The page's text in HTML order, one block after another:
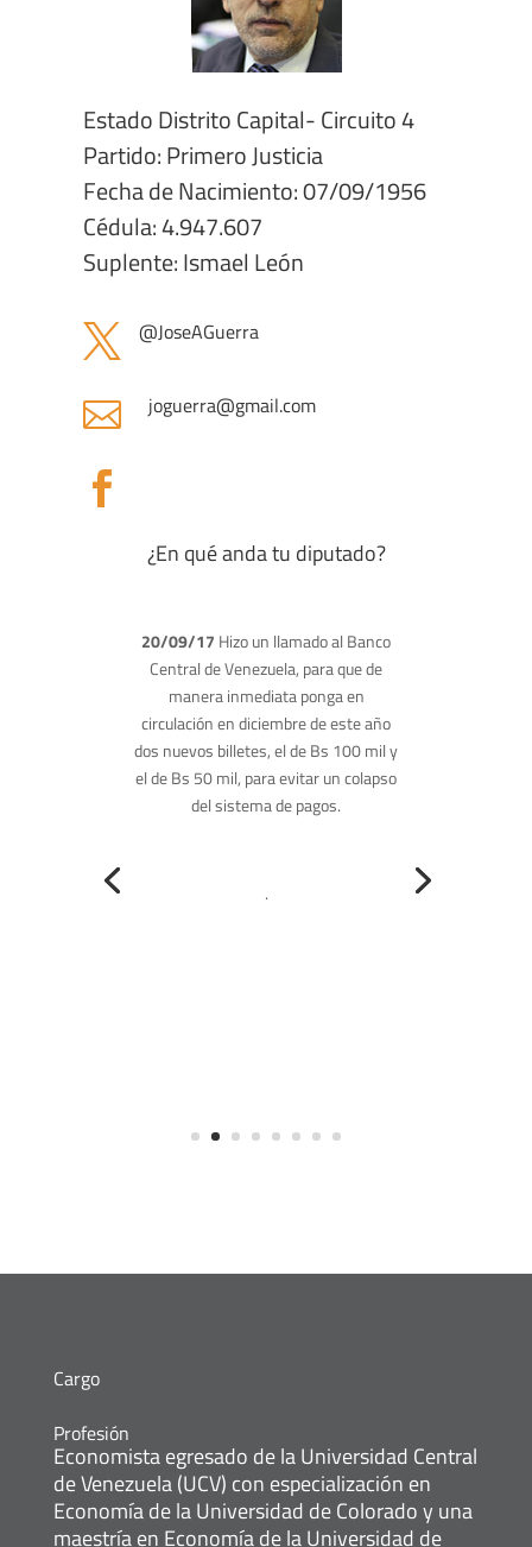
Estado Distrito Capital- Circuito 4
Partido: Primero Justicia
Fecha de Nacimiento: 07/09/1956
Cédula: 4.947.607
Suplente: Ismael León
 @JoseAGuerra
 joguerra@gmail.com

¿En qué anda tu diputado?
14/09/17
“
”
Cargo
Profesión
Economista egresado de la Universidad Central
de Venezuela (UCV) con especialización en
Economía de la Universidad de Colorado y una
maestría en Economía de la Universidad de